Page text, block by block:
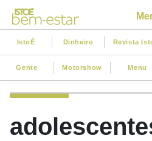
IstoÉ Dinheiro Revista
Gente Motorshow Menu